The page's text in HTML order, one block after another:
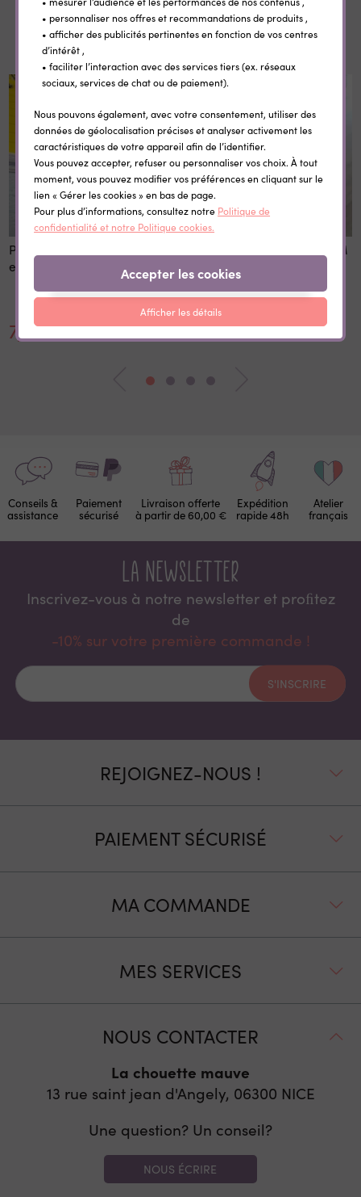
Dans la même catégorie
Porte clé plexi transparent
et ourson Super ATSEM
7,50 €
Accroche sac Super ATSEM
(+ pochette cadeau)
13,20 €
Conseils &
assistance
Paiement
sécurisé
Livraison offerte
à partir de 60,00 €
Expédition
rapide 48h
Atelier
français
La newsletter
Inscrivez-vous à notre newsletter et proﬁtez
de
-10% sur votre première commande !
S'INSCRIRE
REJOIGNEZ-NOUS !
PAIEMENT SÉCURISÉ
MA COMMANDE
MES SERVICES
NOUS CONTACTER
La chouette mauve
13 rue saint jean d'Angely, 06300 NICE
Une question? Un conseil?
NOUS ÉCRIRE
• personnaliser nos offres et recommandations de produits ,
• afficher des publicités pertinentes en fonction de vos centres
d’intérêt ,
• faciliter l’interaction avec des services tiers (ex. réseaux
sociaux, services de chat ou de paiement).
Nous pouvons également, avec votre consentement, utiliser des
données de géolocalisation précises et analyser activement les
caractéristiques de votre appareil afin de l’identifier.
Vous pouvez accepter, refuser ou personnaliser vos choix. À tout
moment, vous pouvez modifier vos préférences en cliquant sur le
lien « Gérer les cookies » en bas de page.
Pour plus d’informations, consultez notre Politique de
confidentialité et notre Politique cookies.
Accepter les cookies
Afficher les détails